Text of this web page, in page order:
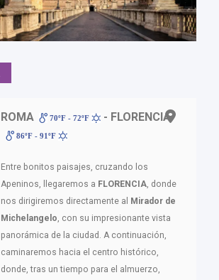
ROMA 70ºF - 72ºF - FLORENCIA
86ºF - 91ºF
Entre bonitos paisajes, cruzando los
Apeninos, llegaremos a FLORENCIA, donde
nos dirigiremos directamente al Mirador de
Michelangelo, con su impresionante vista
panorámica de la ciudad. A continuación,
caminaremos hacia el centro histórico,
donde, tras un tiempo para el almuerzo,